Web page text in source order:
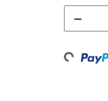
Loading...